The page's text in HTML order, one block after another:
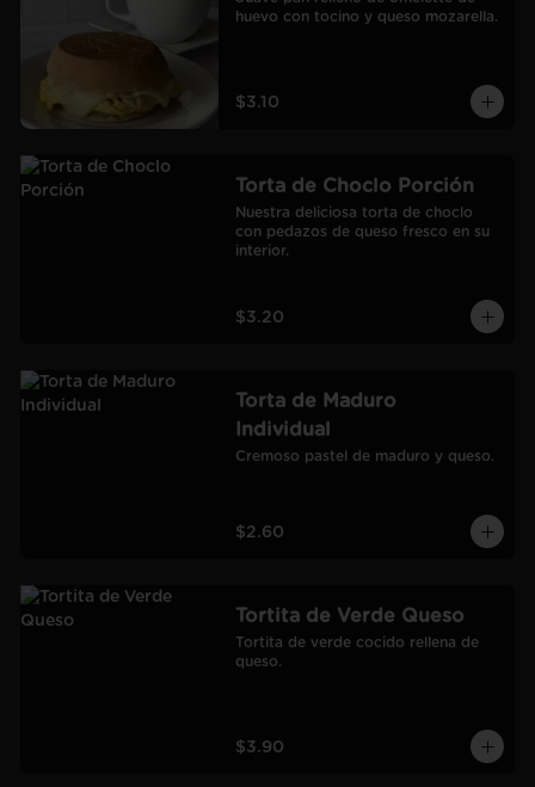
huevo con tocino y queso mozarella.
$3.10
Torta de Choclo Porción
Nuestra deliciosa torta de choclo
con pedazos de queso fresco en su
interior.
$3.20
Torta de Maduro
Individual
Cremoso pastel de maduro y queso.
$2.60
Tortita de Verde Queso
Tortita de verde cocido rellena de
queso.
$3.90